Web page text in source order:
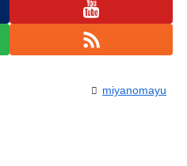
miyanomayu